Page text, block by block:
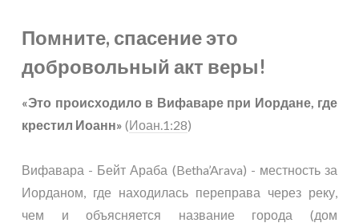
Помните, спасение это
добровольный акт веры!
«Это происходило в Вифаваре при Иордане, где
крестил Иоанн» (Иоан.1:28)
Вифавара - Бейт Араба (Betha’Arava) - местность за
Иорданом, где находилась переправа через реку,
чем и объясняется название города (дом